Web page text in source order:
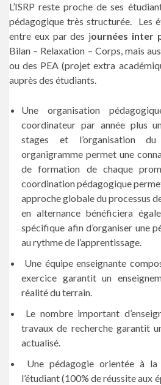
L’ISRP reste proche de ses
pédagogique très structurée. Les
entre eux par des journées inter
Bilan – Relaxation – Corps, mais
ou des PEA (projet extra
auprès des étudiants.
Une organisation
coordinateur par année plus
stages et l’organisation
organigramme permet une
de formation de chaque
coordination pédagogique
approche globale du processus
en alternance bénéficiera
spécifique afin d’organiser une
au rythme de l’apprentissage.
Une équipe enseignante
exercice garantit un
réalité du terrain.
Le nombre important
travaux de recherche garantit
actualisé.
Une pédagogie orientée à
l’étudiant (100% de réussite aux